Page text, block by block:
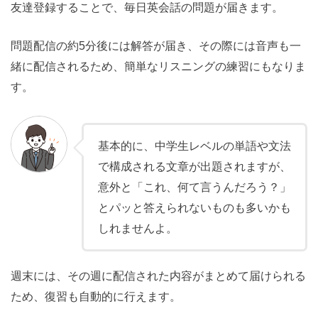
友達登録することで、毎日英会話の問題が届きます。
問題配信の約5分後には解答が届き、その際には音声も一
緒に配信されるため、簡単なリスニングの練習にもなりま
す。
基本的に、中学生レベルの単語や文法
で構成される文章が出題されますが、
意外と「これ、何て言うんだろう？」
とパッと答えられないものも多いかも
しれませんよ。
週末には、その週に配信された内容がまとめて届けられる
ため、復習も自動的に行えます。